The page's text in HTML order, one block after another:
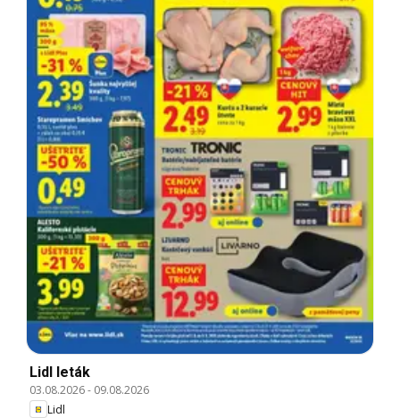
Lidl leták
03.08.2026- 09.08.2026
Lidl